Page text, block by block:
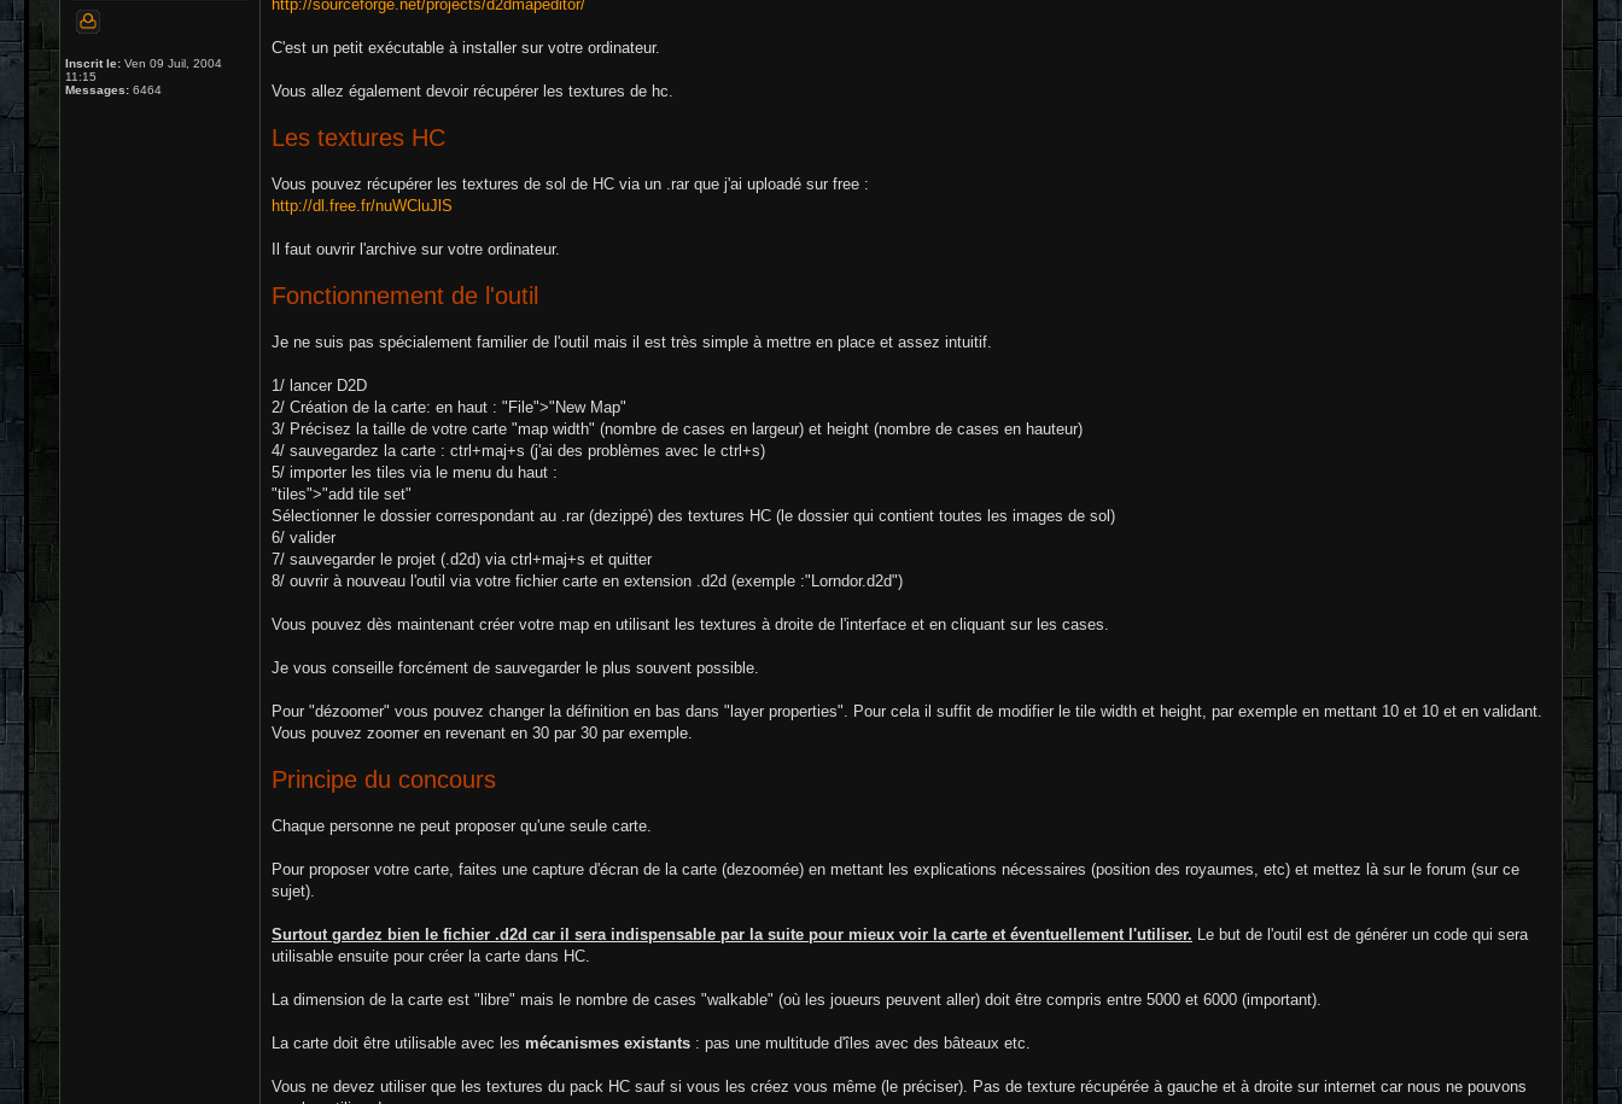
Inscrit le: Ven 09 Juil, 2004
11:15
Messages: 6464
http://sourceforge.net/projects/d2dmapeditor/
C'est un petit exécutable à installer sur votre ordinateur.
Vous allez également devoir récupérer les textures de hc.
Les textures HC
Vous pouvez récupérer les textures de sol de HC via un .rar que j'ai uploadé sur free :
http://dl.free.fr/nuWCluJlS
Il faut ouvrir l'archive sur votre ordinateur.
Fonctionnement de l'outil
Je ne suis pas spécialement familier de l'outil mais il est très simple à mettre en place et assez intuitif.
1/ lancer D2D
2/ Création de la carte: en haut : "File">"New Map"
3/ Précisez la taille de votre carte "map width" (nombre de cases en largeur) et height (nombre de cases en hauteur)
4/ sauvegardez la carte : ctrl+maj+s (j'ai des problèmes avec le ctrl+s)
5/ importer les tiles via le menu du haut :
"tiles">"add tile set"
Sélectionner le dossier correspondant au .rar (dezippé) des textures HC (le dossier qui contient toutes les images de sol)
6/ valider
7/ sauvegarder le projet (.d2d) via ctrl+maj+s et quitter
8/ ouvrir à nouveau l'outil via votre fichier carte en extension .d2d (exemple :"Lorndor.d2d")
Vous pouvez dès maintenant créer votre map en utilisant les textures à droite de l'interface et en cliquant sur les cases.
Je vous conseille forcément de sauvegarder le plus souvent possible.
Pour "dézoomer" vous pouvez changer la définition en bas dans "layer properties". Pour cela il suffit de modifier le tile width et height, par exemple en mettant 10 et 10 et en validant.
Vous pouvez zoomer en revenant en 30 par 30 par exemple.
Principe du concours
Chaque personne ne peut proposer qu'une seule carte.
Pour proposer votre carte, faites une capture d'écran de la carte (dezoomée) en mettant les explications nécessaires (position des royaumes, etc) et mettez là sur le forum (sur ce
sujet).
Surtout gardez bien le fichier .d2d car il sera indispensable par la suite pour mieux voir la carte et éventuellement l'utiliser. Le but de l'outil est de générer un code qui sera
utilisable ensuite pour créer la carte dans HC.
La dimension de la carte est "libre" mais le nombre de cases "walkable" (où les joueurs peuvent aller) doit être compris entre 5000 et 6000 (important).
La carte doit être utilisable avec les mécanismes existants : pas une multitude d'îles avec des bâteaux etc.
Vous ne devez utiliser que les textures du pack HC sauf si vous les créez vous même (le préciser). Pas de texture récupérée à gauche et à droite sur internet car nous ne pouvons